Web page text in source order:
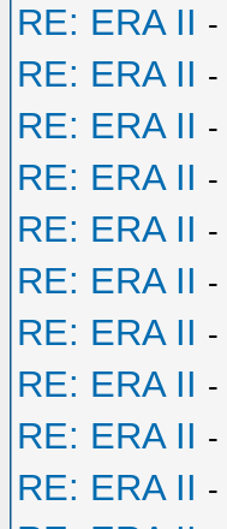
RE: ERA II -
RE: ERA II -
RE: ERA II -
RE: ERA II -
RE: ERA II -
RE: ERA II -
RE: ERA II -
RE: ERA II -
RE: ERA II -
RE: ERA II -